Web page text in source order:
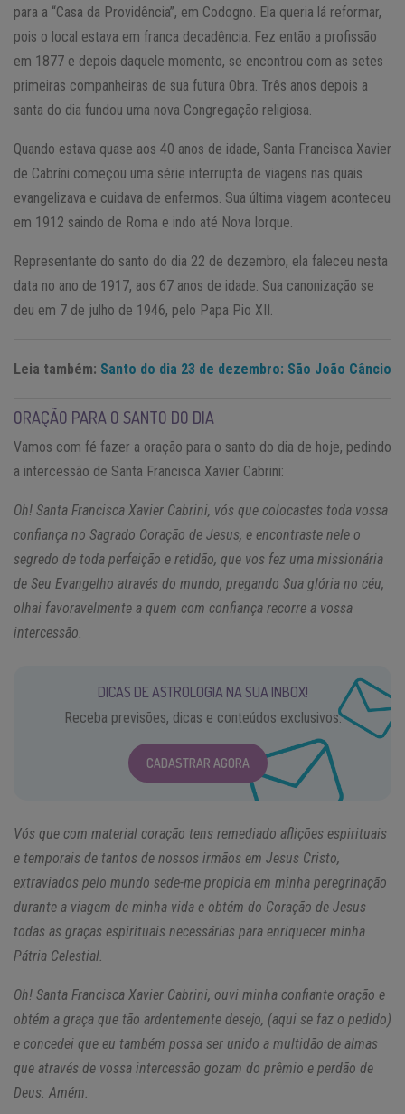
para a “Casa da Providência”, em Codogno. Ela queria lá reformar,
pois o local estava em franca decadência. Fez então a profissão
em 1877 e depois daquele momento, se encontrou com as setes
primeiras companheiras de sua futura Obra. Três anos depois a
santa do dia fundou uma nova Congregação religiosa.
Quando estava quase aos 40 anos de idade, Santa Francisca Xavier
de Cabríni começou uma série interrupta de viagens nas quais
evangelizava e cuidava de enfermos. Sua última viagem aconteceu
em 1912 saindo de Roma e indo até Nova Iorque.
Representante do santo do dia 22 de dezembro, ela faleceu nesta
data no ano de 1917, aos 67 anos de idade. Sua canonização se
deu em 7 de julho de 1946, pelo Papa Pio XII.
Leia também: Santo do dia 23 de dezembro: São João Câncio
ORAÇÃO PARA O SANTO DO DIA
Vamos com fé fazer a oração para o santo do dia de hoje, pedindo
a intercessão de Santa Francisca Xavier Cabrini:
Oh! Santa Francisca Xavier Cabrini, vós que colocastes toda vossa
confiança no Sagrado Coração de Jesus, e encontraste nele o
segredo de toda perfeição e retidão, que vos fez uma missionária
de Seu Evangelho através do mundo, pregando Sua glória no céu,
olhai favoravelmente a quem com confiança recorre a vossa
intercessão.
DICAS DE ASTROLOGIA NA SUA INBOX!
Receba previsões, dicas e conteúdos exclusivos.
CADASTRAR AGORA
Vós que com material coração tens remediado aflições espirituais
e temporais de tantos de nossos irmãos em Jesus Cristo,
extraviados pelo mundo sede-me propicia em minha peregrinação
durante a viagem de minha vida e obtém do Coração de Jesus
todas as graças espirituais necessárias para enriquecer minha
Pátria Celestial.
Oh! Santa Francisca Xavier Cabrini, ouvi minha confiante oração e
obtém a graça que tão ardentemente desejo, (aqui se faz o pedido)
e concedei que eu também possa ser unido a multidão de almas
que através de vossa intercessão gozam do prêmio e perdão de
Deus. Amém.